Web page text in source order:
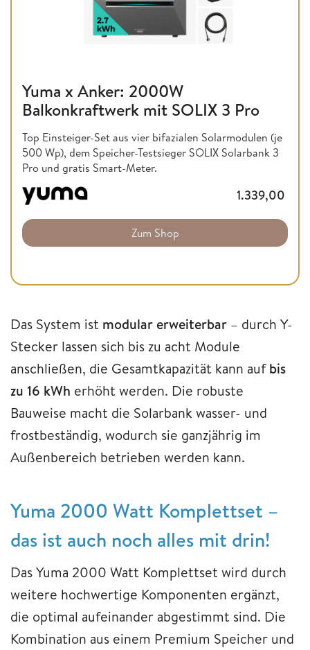
Yuma x Anker: 2000W
Balkonkraftwerk mit SOLIX 3 Pro
Top Einsteiger-Set aus vier bifazialen Solarmodulen (je
500 Wp), dem Speicher-Testsieger SOLIX Solarbank 3
Pro und gratis Smart-Meter.
1.339,00
Zum Shop
Das System ist modular erweiterbar – durch Y-
Stecker lassen sich bis zu acht Module
anschließen, die Gesamtkapazität kann aufbis
zu 16 kWh erhöht werden. Die robuste
Bauweise macht die Solarbank wasser- und
frostbeständig, wodurch sie ganzjährig im
Außenbereich betrieben werden kann.
Yuma 2000 Watt Komplettset –
das ist auch noch alles mit drin!
Das Yuma 2000 Watt Komplettset wird durch
weitere hochwertige Komponenten ergänzt,
die optimal aufeinander abgestimmt sind. Die
Kombination aus einem Premium Speicher und